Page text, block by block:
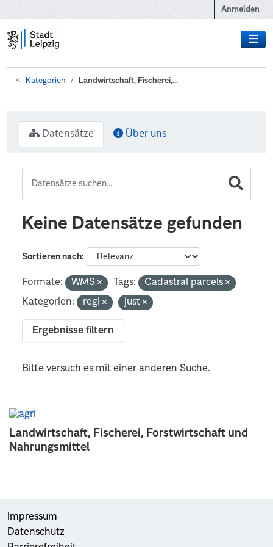
Anmelden
Kategorien Landwirtschaft, Fischerei,...
Landwirtschaft, Fischerei, Forstwirtschaft und
Nahrungsmittel
Datensätze Über uns
Keine Datensätze gefunden
Sortieren nach
Formate: WMS Tags:
Cadastral parcels
Kategorien:
regi just
Ergebnisse filtern
Bitte versuch es mit einer anderen Suche.
Impressum
Datenschutz